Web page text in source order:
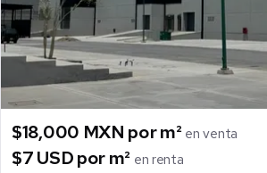
$18,000 MXN por m² en venta
$7 USD por m² en renta